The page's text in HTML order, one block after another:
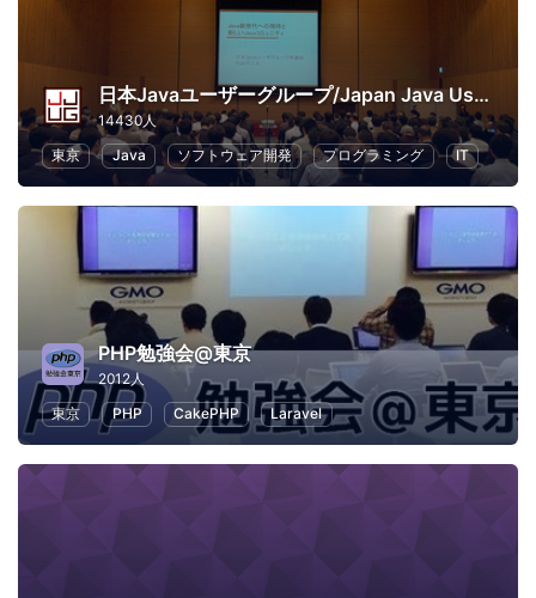
日本Javaユーザーグループ/Japan Java User Group
14430人
東京
Java ソフトウェア開発 プログラミング IT
PHP勉強会@東京
2012人
東京
PHP CakePHP Laravel